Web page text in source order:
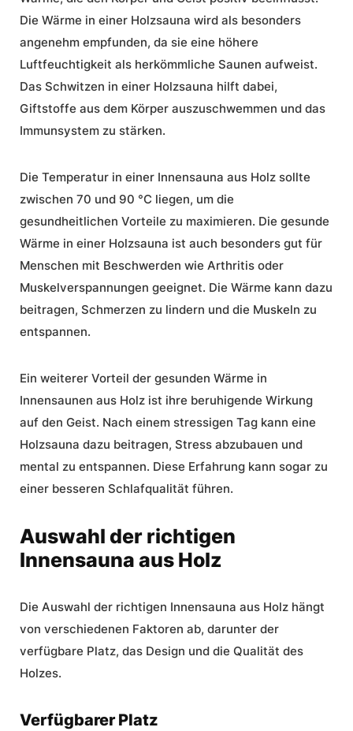
Die Wärme in einer Holzsauna wird als besonders
angenehm empfunden, da sie eine höhere
Luftfeuchtigkeit als herkömmliche Saunen aufweist.
Das Schwitzen in einer Holzsauna hilft dabei,
Giftstoffe aus dem Körper auszuschwemmen und das
Immunsystem zu stärken.
Die Temperatur in einer Innensauna aus Holz sollte
zwischen 70 und 90 °C liegen, um die
gesundheitlichen Vorteile zu maximieren. Die gesunde
Wärme in einer Holzsauna ist auch besonders gut für
Menschen mit Beschwerden wie Arthritis oder
Muskelverspannungen geeignet. Die Wärme kann dazu
beitragen, Schmerzen zu lindern und die Muskeln zu
entspannen.
Ein weiterer Vorteil der gesunden Wärme in
Innensaunen aus Holz ist ihre beruhigende Wirkung
auf den Geist. Nach einem stressigen Tag kann eine
Holzsauna dazu beitragen, Stress abzubauen und
mental zu entspannen. Diese Erfahrung kann sogar zu
einer besseren Schlafqualität führen.
Auswahl der richtigen
Innensauna aus Holz
Die Auswahl der richtigen Innensauna aus Holz hängt
von verschiedenen Faktoren ab, darunter der
verfügbare Platz, das Design und die Qualität des
Holzes.
Verfügbarer Platz